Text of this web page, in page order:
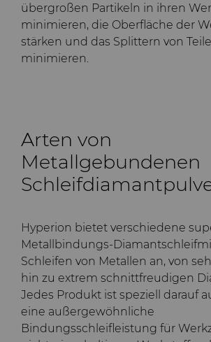
übergroßen Partikeln in ihren
minimieren, die Oberfläche der
stärken und das Splittern von
minimieren.
Arten von
Metallgebundenen
Hyperion bietet verschiedene
Metallbindungs-
Schleifen von Metallen an, von
hin zu extrem schnittfreudigen
Jedes Produkt ist speziell darauf
eine außergewöhnliche
Bindungsschleifleistung für